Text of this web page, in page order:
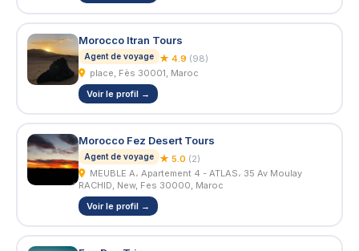
Morocco Itran Tours
Agent de voyage ★ 4.9 (98)
place, Fès 30001, Maroc
Voir le profil →
Morocco Fez Desert Tours
Agent de voyage ★ 5.0 (2)
RACHID, New, Fes 30000, Maroc
Voir le profil →